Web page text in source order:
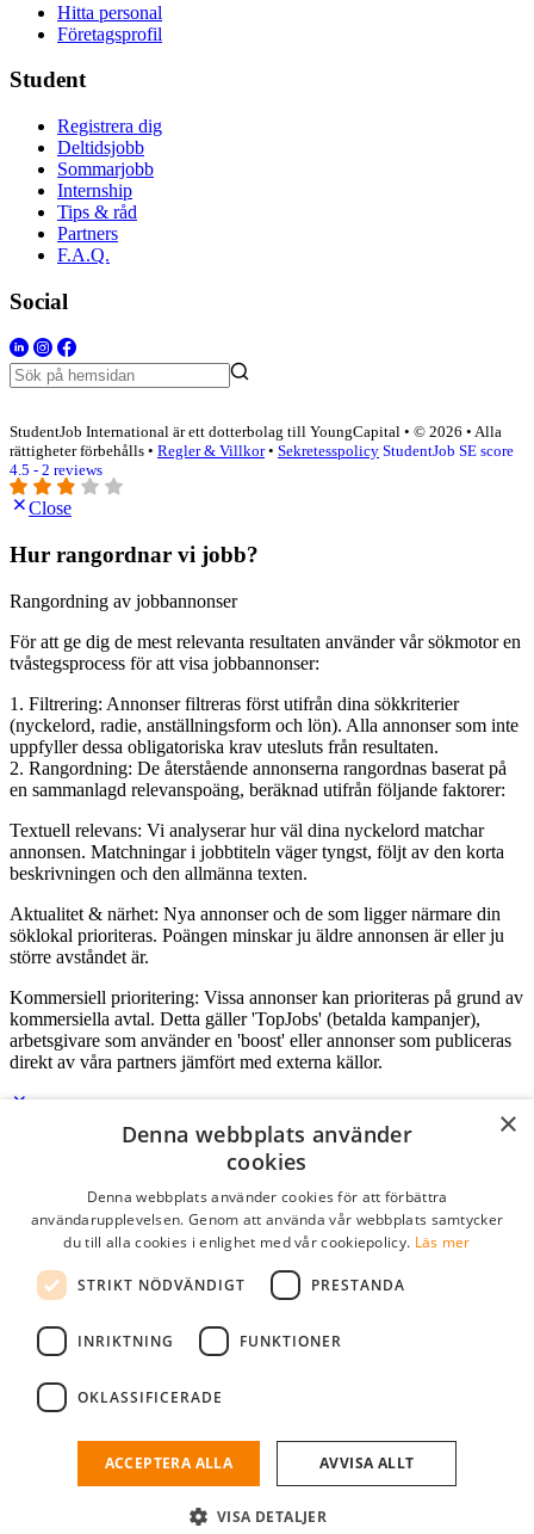
Hitta personal
Företagsprofil
Student
Registrera dig
Deltidsjobb
Sommarjobb
Internship
Tips & råd
Partners
F.A.Q.
Social
StudentJob International är ett dotterbolag till YoungCapital • © 2026 • Alla
rättigheter förbehålls • Regler & Villkor• Sekretesspolicy StudentJob SE score
4.5 - 2 reviews
Close
Hur rangordnar vi jobb?
Rangordning av jobbannonser
För att ge dig de mest relevanta resultaten använder vår sökmotor en
tvåstegsprocess för att visa jobbannonser:
1. Filtrering: Annonser filtreras först utifrån dina sökkriterier
(nyckelord, radie, anställningsform och lön). Alla annonser som inte
uppfyller dessa obligatoriska krav utesluts från resultaten.
2. Rangordning: De återstående annonserna rangordnas baserat på
en sammanlagd relevanspoäng, beräknad utifrån följande faktorer:
Textuell relevans: Vi analyserar hur väl dina nyckelord matchar
annonsen. Matchningar i jobbtiteln väger tyngst, följt av den korta
beskrivningen och den allmänna texten.
Aktualitet & närhet: Nya annonser och de som ligger närmare din
söklokal prioriteras. Poängen minskar ju äldre annonsen är eller ju
större avståndet är.
Kommersiell prioritering: Vissa annonser kan prioriteras på grund av
kommersiella avtal. Detta gäller 'TopJobs' (betalda kampanjer),
arbetsgivare som använder en 'boost' eller annonser som publiceras
direkt av våra partners jämfört med externa källor.
Logga in som företag
Lösenord
kom ihåg mig
logga in
Kostnadsfri företagsprofil
och söka efter passande kandidater till ditt företag.
×
Denna webbplats använder
cookies
Denna webbplats använder cookies för att förbättra
användarupplevelsen. Genom att använda vår webbplats samtycker
du till alla cookies i enlighet med vår cookiepolicy. Läs mer
STRIKT NÖDVÄNDIGT PRESTANDA
INRIKTNING FUNKTIONER
OKLASSIFICERADE
ACCEPTERA ALLA AVVISA ALLT
VISA DETALJER